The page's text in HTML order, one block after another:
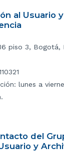
al Usuario
piso 3, Bogotá,
lunes a
del
y